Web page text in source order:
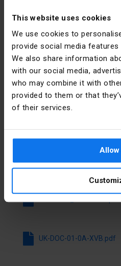
This website uses cookies
We use cookies to
provide social media
We also share information
with our social media,
who may combine it with
provided to them or that
of their services.
Allow
ciągłe
Średnica
zewnętrzna
70 mm
Napięcie
pracy dla AC
24 ... 24 V
Napięcie
24 ... 24 V
pracy dla DC
24 ... 24 V
Polska
Адреса
02-673
Konstruktorska
12 Polska
Електронна
пошта
Завантажити всі
UK-DOC-01-0A-XVB.pdf